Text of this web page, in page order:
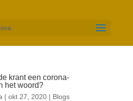
krant een corona-
het woord?
| okt 27, 2020| Blogs